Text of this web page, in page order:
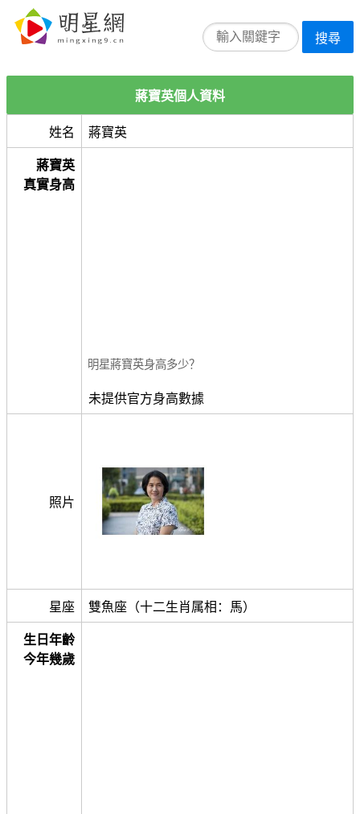
搜尋
蔣寶英個人資料
姓名 蔣寶英
蔣寶英
真實身高
明星蔣寶英身高多少？
未提供官方身高數據
照片
星座 雙魚座（十二生肖属相：馬）
生日年齡
今年幾歲